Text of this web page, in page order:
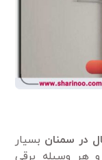
در سمنان بسیار
هر وسیله برقی